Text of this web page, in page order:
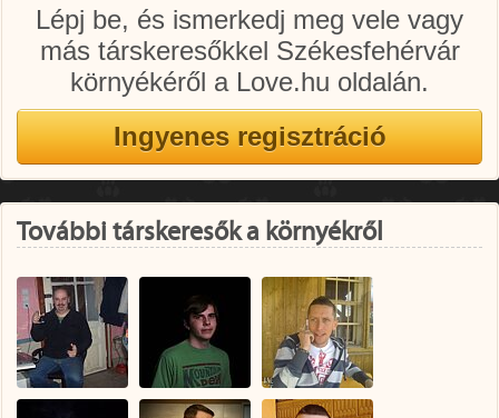
Lépj be, és ismerkedj meg vele vagy
más társkeresőkkel Székesfehérvár
környékéről a Love.hu oldalán.
További társkeresők a környékről